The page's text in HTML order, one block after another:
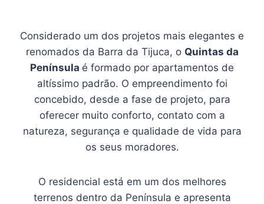
Considerado um dos projetos mais elegantes e
renomados da Barra da Tijuca, o Quintas da
Península é formado por apartamentos de
altíssimo padrão. O empreendimento foi
concebido, desde a fase de projeto, para
oferecer muito conforto, contato com a
natureza, segurança e qualidade de vida para
os seus moradores.
O residencial está em um dos melhores
terrenos dentro da Península e apresenta